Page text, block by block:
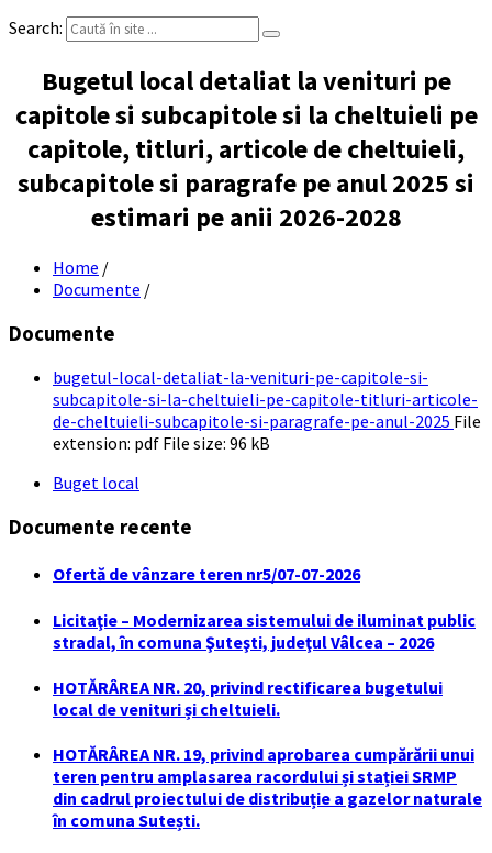
Search:
Bugetul local detaliat la venituri pe
capitole si subcapitole si la cheltuieli pe
capitole, titluri, articole de cheltuieli,
subcapitole si paragrafe pe anul 2025 si
estimari pe anii 2026-2028
Home /
Documente /
Documente
bugetul-local-detaliat-la-venituri-pe-capitole-si-
subcapitole-si-la-cheltuieli-pe-capitole-titluri-articole-
de-cheltuieli-subcapitole-si-paragrafe-pe-anul-2025 File
extension: pdf File size: 96 kB
Buget local
Documente recente
Ofertă de vânzare teren nr5/07-07-2026
Licitaţie – Modernizarea sistemului de iluminat public
stradal, în comuna Şuteşti, judeţul Vâlcea – 2026
HOTĂRÂREA NR. 20, privind rectificarea bugetului
local de venituri și cheltuieli.
HOTĂRÂREA NR. 19, privind aprobarea cumpărării unui
teren pentru amplasarea racordului și stației SRMP
din cadrul proiectului de distribuție a gazelor naturale
în comuna Sutești.